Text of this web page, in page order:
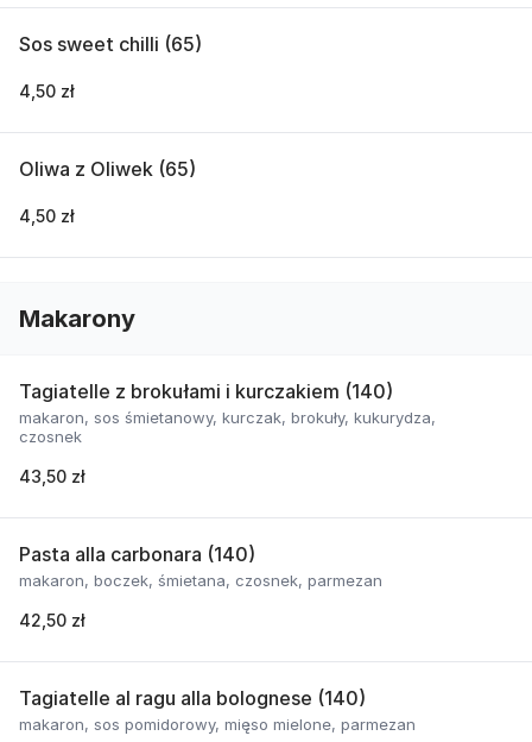
Sos sweet chilli (65)
4,50 zł
Oliwa z Oliwek (65)
4,50 zł
Makarony
Tagiatelle z brokułami i kurczakiem (140)
makaron, sos śmietanowy, kurczak, brokuły, kukurydza,
czosnek
43,50 zł
Pasta alla carbonara (140)
makaron, boczek, śmietana, czosnek, parmezan
42,50 zł
Tagiatelle al ragu alla bolognese (140)
makaron, sos pomidorowy, mięso mielone, parmezan